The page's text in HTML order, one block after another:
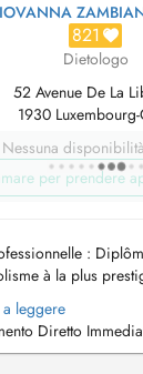
821
Dietologo
52 Avenue De La
1930
Nessuna
per prendere
:
à la plus
Latine
de cinq ans
des maladies
leggere
Diretto